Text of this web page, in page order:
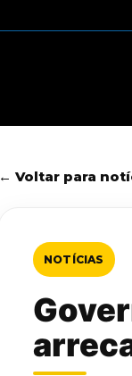
← Voltar para
NOTÍCIAS